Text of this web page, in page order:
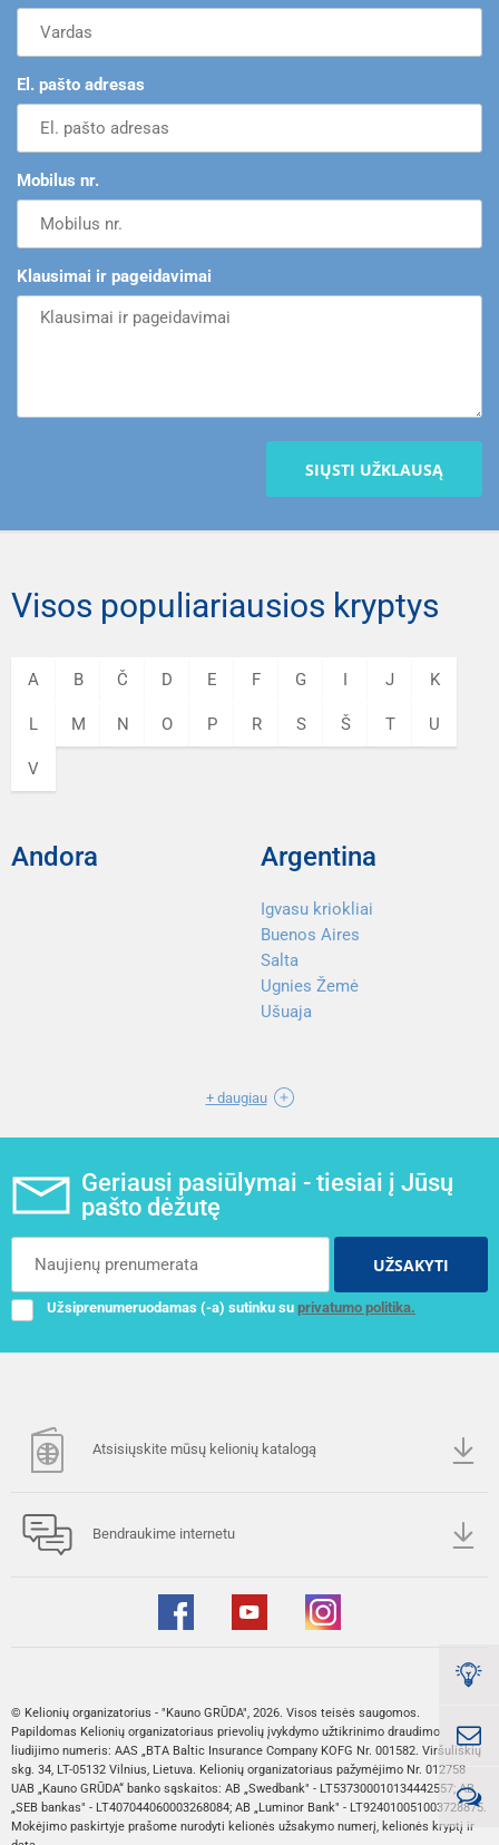
El. pašto adresas
Mobilus nr.
Klausimai ir pageidavimai
SIŲSTI UŽKLAUSĄ
Visos populiariausios kryptys
A B Č D E F G I J K
L M N O P R S Š T U
V
Andora Argentina
Igvasu kriokliai
Buenos Aires
Salta
Ugnies Žemė
Ušuaja
+ daugiau
Geriausi pasiūlymai - tiesiai į Jūsų
pašto dėžutę
UŽSAKYTI
Užsiprenumeruodamas (-a) sutinku su privatumo politika.
Atsisiųskite mūsų kelionių katalogą
Bendraukime internetu
© Kelionių organizatorius - "Kauno GRŪDA", 2026. Visos teisės saugomos.
Papildomas Kelionių organizatoriaus prievolių įvykdymo užtikrinimo draudimo
liudijimo numeris: AAS „BTA Baltic Insurance Company KOFG Nr. 001582. Viršuliškių
skg. 34, LT-05132 Vilnius, Lietuva. Kelionių organizatoriaus pažymėjimo Nr. 012758
UAB „Kauno GRŪDA“ banko sąskaitos: AB „Swedbank" - LT537300010134442557; AB
„SEB bankas" - LT407044060003268084; AB „Luminor Bank" - LT924010051003728875.
Mokėjimo paskirtyje prašome nurodyti kelionės užsakymo numerį, kelionės kryptį ir